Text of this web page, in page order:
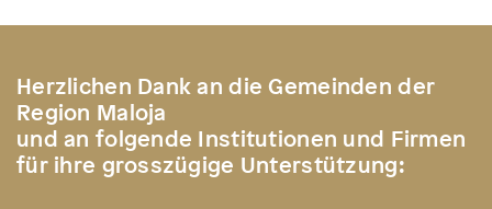
Herzlichen Dank an die Gemeinden der
Region Maloja
und an folgende Institutionen und Firmen
für ihre grosszügige Unterstützung: